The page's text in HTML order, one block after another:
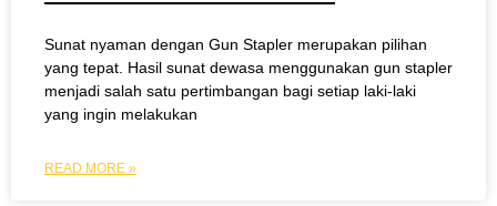
Sunat nyaman dengan Gun Stapler merupakan pilihan
yang tepat. Hasil sunat dewasa menggunakan gun stapler
menjadi salah satu pertimbangan bagi setiap laki-laki
yang ingin melakukan
READ MORE »